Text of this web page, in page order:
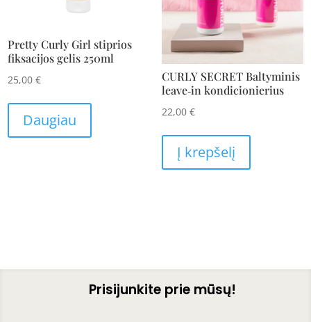
Pretty Curly Girl stiprios
fiksacijos gelis 250ml
25,00€
Daugiau
CURLY SECRET Baltyminis
leave‑in kondicionierius
22,00 €
Į krepšelį
Prisijunkite prie mūsų!